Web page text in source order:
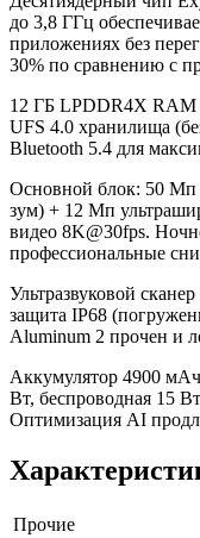
до 3,8 ГГц
приложениях без
30% по сравнению с
12 ГБ LPDDR4X RAM
UFS 4.0 хранилища
Bluetooth 5.4 для
Основной блок: 50 Мп
зум) + 12 Мп
видео 8K@30fps.
профессиональные
Ультразвуковой
защита IP68
Aluminum 2 прочен и
Аккумулятор 4900 мАч
Вт, беспроводная 15
Оптимизация AI
Прочие